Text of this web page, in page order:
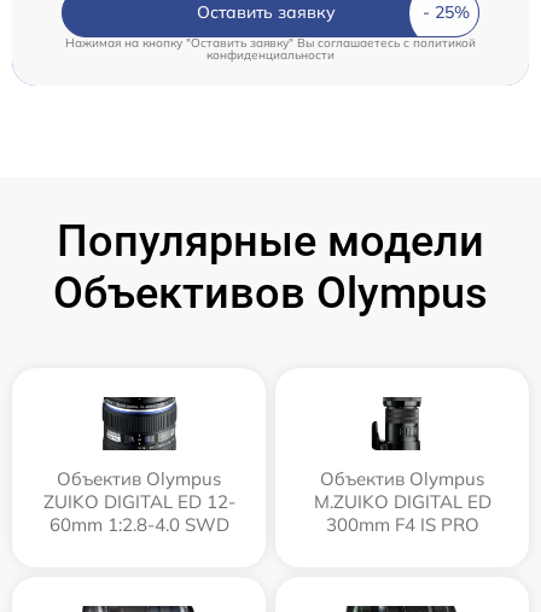
Оставить заявку
Нажимая на кнопку "Оставить заявку" Вы соглашаетесь c политикой
конфиденциальности
Популярные модели
Объективов Olympus
Объектив Olympus
ZUIKO DIGITAL ED 12-
60mm 1:2.8-4.0 SWD
Объектив Olympus
M.ZUIKO DIGITAL ED
300mm F4 IS PRO